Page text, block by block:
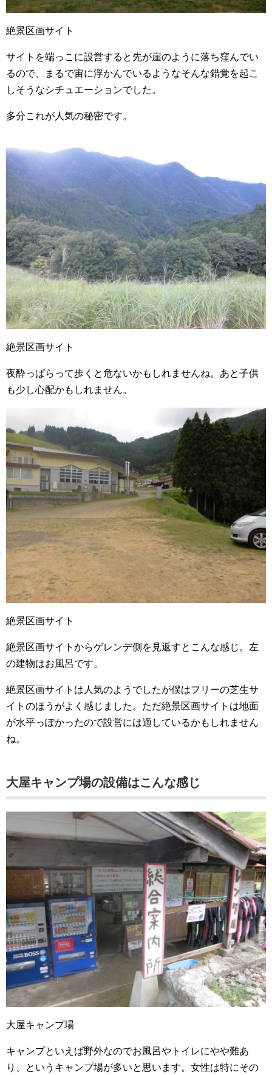
絶景区画サイト
サイトを端っこに設営すると先が崖のように落ち窪んでい
るので、まるで宙に浮かんでいるようなそんな錯覚を起こ
しそうなシチュエーションでした。
多分これが人気の秘密です。
絶景区画サイト
夜酔っぱらって歩くと危ないかもしれませんね。あと子供
も少し心配かもしれません。
絶景区画サイト
絶景区画サイトからゲレンデ側を見返すとこんな感じ。左
の建物はお風呂です。
絶景区画サイトは人気のようでしたが僕はフリーの芝生サ
イトのほうがよく感じました。ただ絶景区画サイトは地面
が水平っぽかったので設営には適しているかもしれません
ね。
大屋キャンプ場の設備はこんな感じ
大屋キャンプ場
キャンプといえば野外なのでお風呂やトイレにやや難あ
り、というキャンプ場が多いと思います。女性は特にその